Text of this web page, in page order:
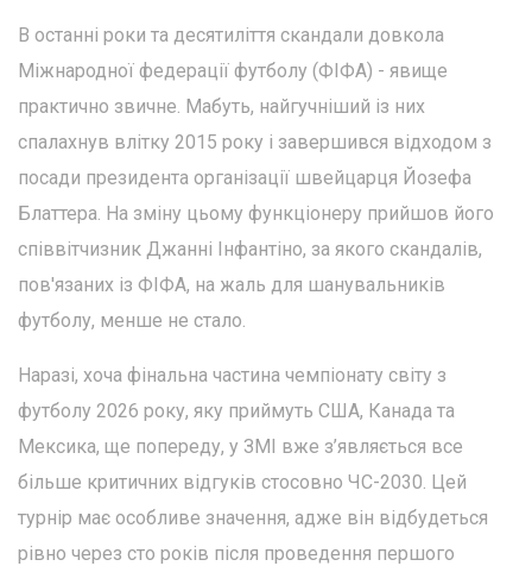
В останні роки та десятиліття скандали довкола
Міжнародної федерації футболу (ФІФА) - явище
практично звичне. Мабуть, найгучніший із них
спалахнув влітку 2015 року і завершився відходом з
посади президента організації швейцарця Йозефа
Блаттера. На зміну цьому функціонеру прийшов його
співвітчизник Джанні Інфантіно, за якого скандалів,
пов'язаних із ФІФА, на жаль для шанувальників
футболу, менше не стало.
Наразі, хоча фінальна частина чемпіонату світу з
футболу 2026 року, яку приймуть США, Канада та
Мексика, ще попереду, у ЗМІ вже з’являється все
більше критичних відгуків стосовно ЧС-2030. Цей
турнір має особливе значення, адже він відбудеться
рівно через сто років після проведення першого